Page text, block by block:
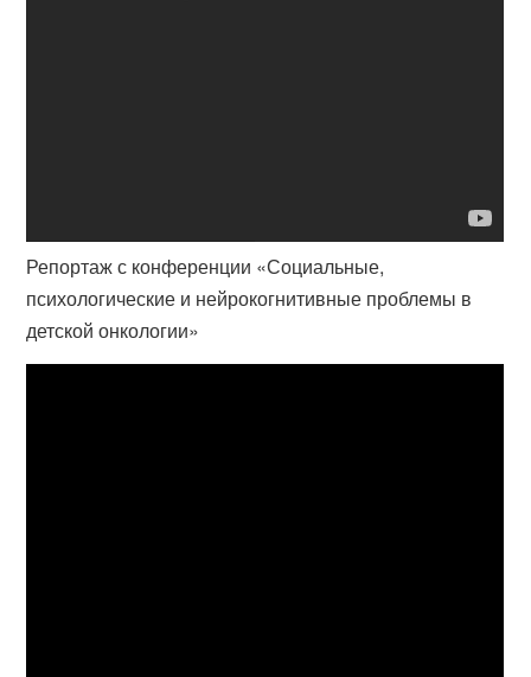
Репортаж с конференции «Социальные,
психологические и нейрокогнитивные проблемы в
детской онкологии»